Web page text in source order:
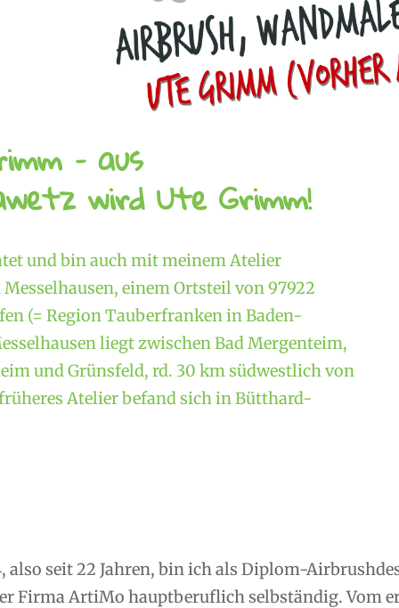
– aus
wird Ute Grimm!
und bin auch mit meinem Atelier
einem Ortsteil von 97922
(= Region Tauberfranken in Baden-
liegt zwischen Bad Mergenteim,
und Grünsfeld, rd. 30 km südwestlich von
Atelier befand sich in Bütthard-
also seit 22 Jahren, bin ich als Diplom-
Firma ArtiMo hauptberuflich selbständig. Vom